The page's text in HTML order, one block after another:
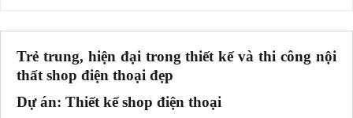
Trẻ trung, hiện đại trong thiết kế và thi công nội
thất shop điện thoại đẹp
Dự án: Thiết kế shop điện thoại